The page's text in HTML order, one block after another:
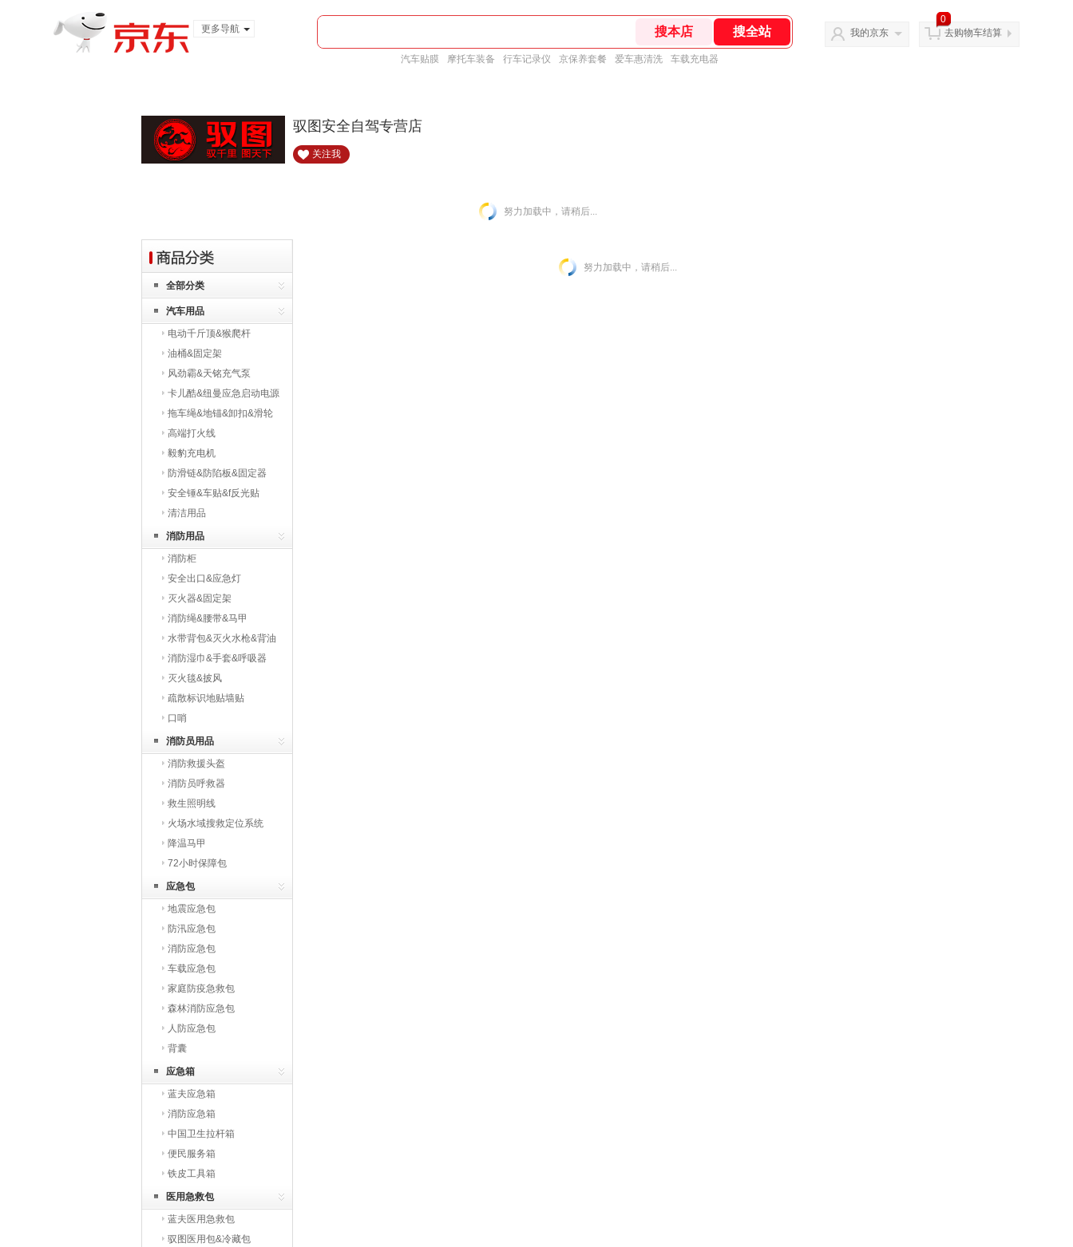
更多导航
汽车贴膜 摩托车装备 行车记录仪 京保养套餐 爱车惠清洗 车载充电器
我的京东
0
去购物车结算
驭图安全自驾专营店
关注我
努力加载中，请稍后...
全部分类
汽车用品
电动千斤顶&猴爬杆
油桶&固定架
风劲霸&天铭充气泵
卡儿酷&纽曼应急启动电源
拖车绳&地锚&卸扣&滑轮
高端打火线
毅豹充电机
防滑链&防陷板&固定器
安全锤&车贴&f反光贴
清洁用品
消防用品
消防柜
安全出口&应急灯
灭火器&固定架
消防绳&腰带&马甲
水带背包&灭火水枪&背油
桶消防湿巾&手套&呼吸器
灭火毯&披风
疏散标识地贴墙贴
口哨
消防员用品
消防救援头盔
消防员呼救器
救生照明线
火场水域搜救定位系统
降温马甲
72小时保障包
应急包
地震应急包
防汛应急包
消防应急包
车载应急包
家庭防疫急救包
森林消防应急包
人防应急包
背囊
应急箱
蓝夫应急箱
消防应急箱
中国卫生拉杆箱
便民服务箱
铁皮工具箱
医用急救包
蓝夫医用急救包
驭图医用包&冷藏包
努力加载中，请稍后...